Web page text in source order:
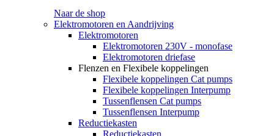
Naar de shop
Elektromotoren en Aandrijving
Elektromotoren
Elektromotoren 230V - monofase
Elektromotoren driefase
Flenzen en Flexibele koppelingen
Flexibele koppelingen Cat pumps
Flexibele koppelingen Interpump
Tussenflensen Cat pumps
Tussenflensen Interpump
Reductiekasten